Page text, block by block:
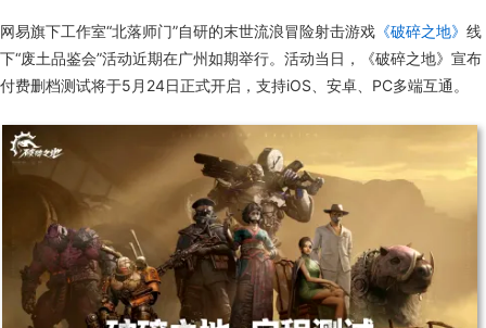
网易旗下工作室“北落师门”自研的末世流浪冒险射击游戏 《破碎之地》 线
下“废土品鉴会”活动近期在广州如期举行。活动当日，《破碎之地》宣布
付费删档测试将于5月24日正式开启，支持iOS、安卓、PC多端互通。